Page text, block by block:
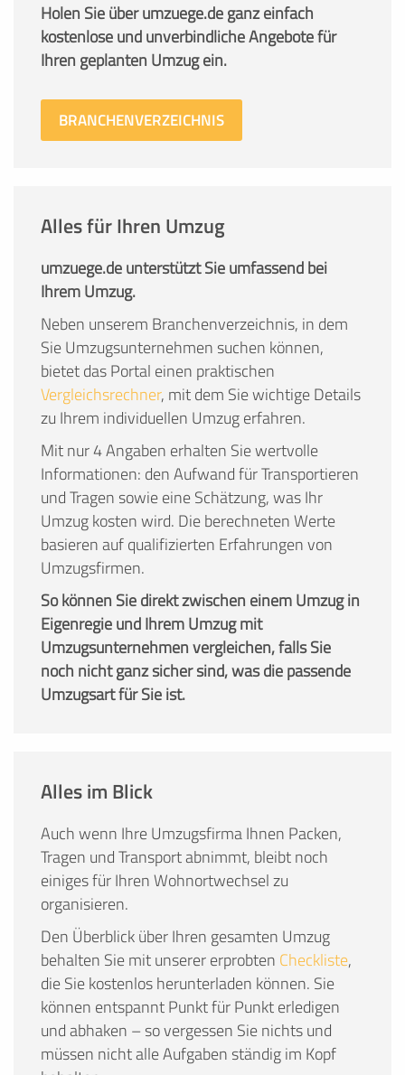
Holen Sie über umzuege.de ganz einfach
kostenlose und unverbindliche Angebote für
Ihren geplanten Umzug ein.
BRANCHENVERZEICHNIS
Alles für Ihren Umzug
umzuege.de unterstützt Sie umfassend bei
Ihrem Umzug.
Neben unserem Branchenverzeichnis, in dem
Sie Umzugsunternehmen suchen können,
bietet das Portal einen praktischen
Vergleichsrechner, mit dem Sie wichtige Details
zu Ihrem individuellen Umzug erfahren.
Mit nur 4 Angaben erhalten Sie wertvolle
Informationen: den Aufwand für Transportieren
und Tragen sowie eine Schätzung, was Ihr
Umzug kosten wird. Die berechneten Werte
basieren auf qualifizierten Erfahrungen von
Umzugsfirmen.
So können Sie direkt zwischen einem Umzug in
Eigenregie und Ihrem Umzug mit
Umzugsunternehmen vergleichen, falls Sie
noch nicht ganz sicher sind, was die passende
Umzugsart für Sie ist.
Alles im Blick
Auch wenn Ihre Umzugsfirma Ihnen Packen,
Tragen und Transport abnimmt, bleibt noch
einiges für Ihren Wohnortwechsel zu
organisieren.
Den Überblick über Ihren gesamten Umzug
behalten Sie mit unserer erprobten Checkliste,
die Sie kostenlos herunterladen können. Sie
können entspannt Punkt für Punkt erledigen
und abhaken – so vergessen Sie nichts und
müssen nicht alle Aufgaben ständig im Kopf